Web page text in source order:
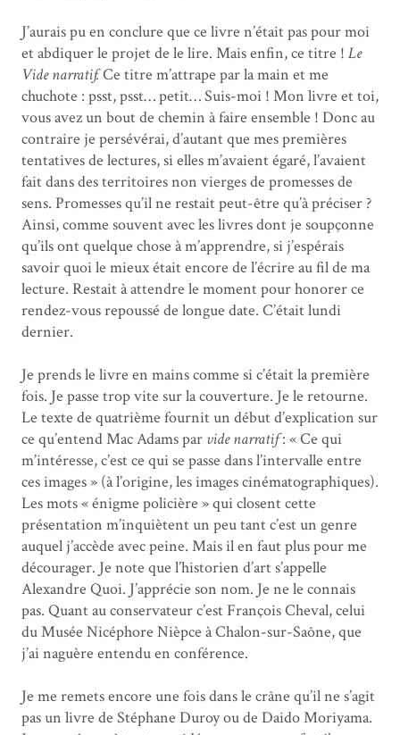
J’aurais pu en conclure que ce livre n’était pas pour moi
et abdiquer le projet de le lire. Mais enfin, ce titre ! Le
Vide narratif.Ce titre m’attrape par la main et me
chuchote : psst, psst… petit… Suis-moi ! Mon livre et toi,
vous avez un bout de chemin à faire ensemble ! Donc au
contraire je persévérai, d’autant que mes premières
tentatives de lectures, si elles m’avaient égaré, l’avaient
fait dans des territoires non vierges de promesses de
sens. Promesses qu’il ne restait peut-être qu’à préciser ?
Ainsi, comme souvent avec les livres dont je soupçonne
qu’ils ont quelque chose à m’apprendre, si j’espérais
savoir quoi le mieux était encore de l’écrire au fil de ma
lecture. Restait à attendre le moment pour honorer ce
rendez-vous repoussé de longue date. C’était lundi
dernier.
Je prends le livre en mains comme si c’était la première
fois. Je passe trop vite sur la couverture. Je le retourne.
Le texte de quatrième fournit un début d’explication sur
ce qu’entend Mac Adams par vide narratif: « Ce qui
m’intéresse, c’est ce qui se passe dans l’intervalle entre
ces images » (à l’origine, les images cinématographiques).
Les mots « énigme policière » qui closent cette
présentation m’inquiètent un peu tant c’est un genre
auquel j’accède avec peine. Mais il en faut plus pour me
décourager. Je note que l’historien d’art s’appelle
Alexandre Quoi. J’apprécie son nom. Je ne le connais
pas. Quant au conservateur c’est François Cheval, celui
du Musée Nicéphore Nièpce à Chalon-sur-Saône, que
j’ai naguère entendu en conférence.
Je me remets encore une fois dans le crâne qu’il ne s’agit
pas un livre de Stéphane Duroy ou de Daido Moriyama.